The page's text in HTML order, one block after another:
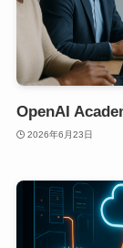
OpenAI
2026年6月23日